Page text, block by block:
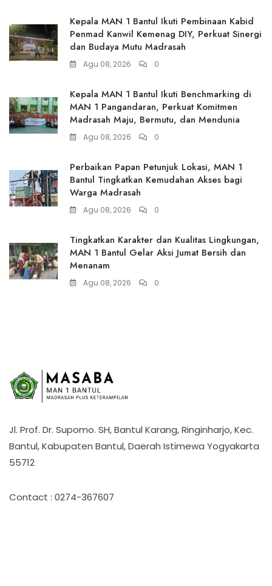
Kepala MAN 1 Bantul Ikuti Pembinaan Kabid
Penmad Kanwil Kemenag DIY, Perkuat Sinergi
dan Budaya Mutu Madrasah
Agu 08, 2026 0
Kepala MAN 1 Bantul Ikuti Benchmarking di
MAN 1 Pangandaran, Perkuat Komitmen
Madrasah Maju, Bermutu, dan Mendunia
Agu 08, 2026 0
Perbaikan Papan Petunjuk Lokasi, MAN 1
Bantul Tingkatkan Kemudahan Akses bagi
Warga Madrasah
Agu 08, 2026 0
Tingkatkan Karakter dan Kualitas Lingkungan,
MAN 1 Bantul Gelar Aksi Jumat Bersih dan
Menanam
Agu 08, 2026 0
Jl. Prof. Dr. Supomo. SH, Bantul Karang, Ringinharjo, Kec.
Bantul, Kabupaten Bantul, Daerah Istimewa Yogyakarta
55712
Contact : 0274-367607